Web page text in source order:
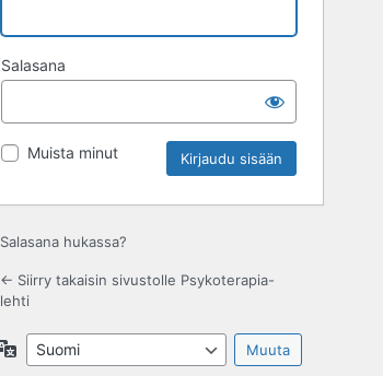
Salasana
Muista minut
Salasana hukassa?
← Siirry takaisin sivustolle Psykoterapia-
lehti
Kieli